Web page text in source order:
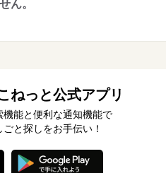
ん。
ねっと公式アプリ
機能と便利な通知機能で
と探しをお手伝い！